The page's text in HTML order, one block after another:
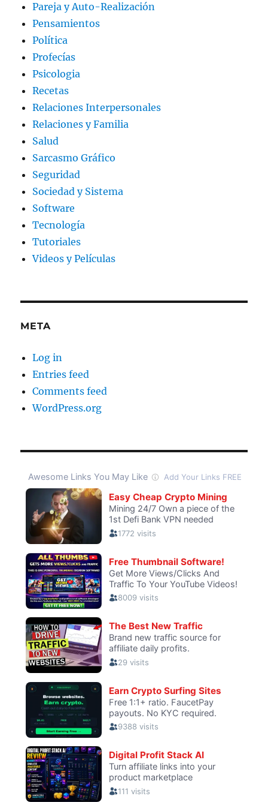
Pareja y Auto-Realización
Pensamientos
Política
Profecías
Psicologia
Recetas
Relaciones Interpersonales
Relaciones y Familia
Salud
Sarcasmo Gráfico
Seguridad
Sociedad y Sistema
Software
Tecnología
Tutoriales
Videos y Películas
META
Log in
Entries feed
Comments feed
WordPress.org